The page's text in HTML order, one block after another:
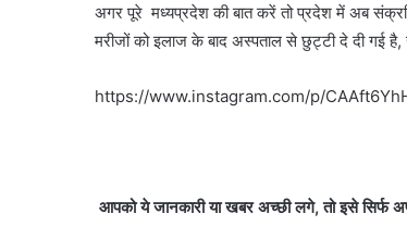
अगर पूरे मध्यप्रदेश की बात करें तो प्रदेश में अब
मरीजों को इलाज के बाद अस्पताल से छुट्टी दे दी गई है,
https://www.instagram.com/p/
आपको ये जानकारी या खबर अच्छी लगे, तो इसे सिर्फ